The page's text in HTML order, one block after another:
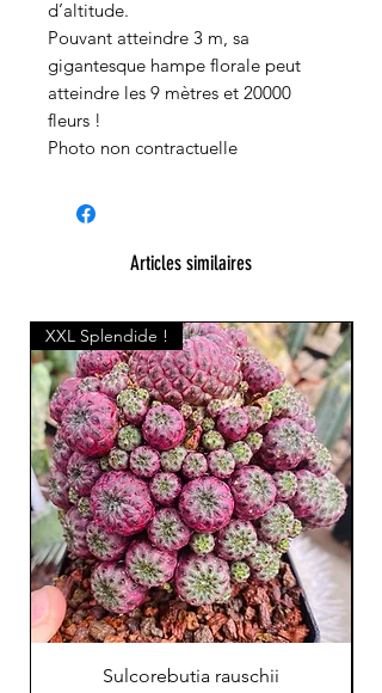
d’altitude.
Pouvant atteindre 3 m, sa
gigantesque hampe florale peut
atteindre les 9 mètres et 20000
fleurs !
Photo non contractuelle
Articles similaires
XXL Splendide !
Sulcorebutia rauschii